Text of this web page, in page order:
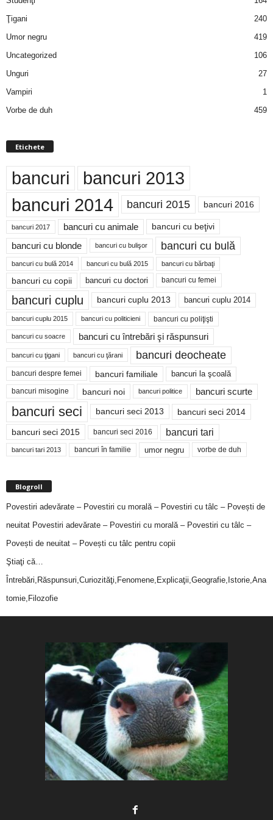
Ţigani
240
Umor negru
419
Uncategorized
106
Unguri
27
Vampiri
1
Vorbe de duh
459
Etichete
bancuri bancuri 2013
bancuri 2014 bancuri 2015 bancuri 2016
bancuri 2017 bancuri cu animale bancuri cu beţivi
bancuri cu blonde bancuri cu bulişor bancuri cu bulă
bancuri cu bulă 2014 bancuri cu bulă 2015 bancuri cu bărbaţi
bancuri cu copii bancuri cu doctori bancuri cu femei
bancuri cuplu bancuri cuplu 2013 bancuri cuplu 2014
bancuri cuplu 2015 bancuri cu politicieni bancuri cu poliţişti
bancuri cu soacre bancuri cu întrebări şi răspunsuri
bancuri cu ţigani bancuri cu ţărani bancuri deocheate
bancuri despre femei bancuri familiale bancuri la şcoală
bancuri misogine bancuri noi bancuri politice bancuri scurte
bancuri seci bancuri seci 2013 bancuri seci 2014
bancuri seci 2015 bancuri seci 2016 bancuri tari
bancuri tari 2013 bancuri în familie umor negru vorbe de duh
Blogroll
Povestiri adevărate – Povestiri cu morală – Povestiri cu tâlc – Povești de
neuitat Povestiri adevărate – Povestiri cu morală – Povestiri cu tâlc –
Povești de neuitat – Povești cu tâlc pentru copii
Ştiaţi că…
Întrebări,Răspunsuri,Curiozităţi,Fenomene,Explicaţii,Geografie,Istorie,Ana
tomie,Filozofie